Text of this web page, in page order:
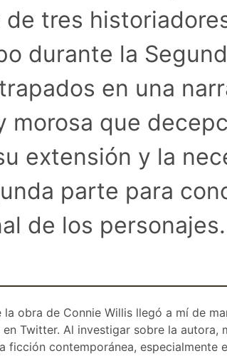
de tres
durante la
en una
morosa que
extensión y la
parte para
de los personajes.
obra de Connie Willis llegó a mí de
Twitter. Al investigar sobre la autora,
ficción contemporánea, especialmente